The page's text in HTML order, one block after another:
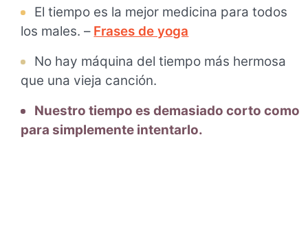
El tiempo es la mejor medicina para todos
los males. – Frases de yoga
No hay máquina del tiempo más hermosa
que una vieja canción.
Nuestro tiempo es demasiado corto como
para simplemente intentarlo.